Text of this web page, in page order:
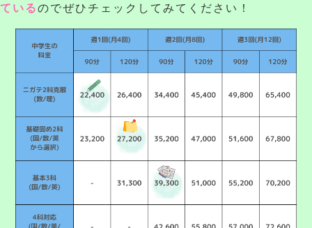
ているのでぜひチェックしてみてください！